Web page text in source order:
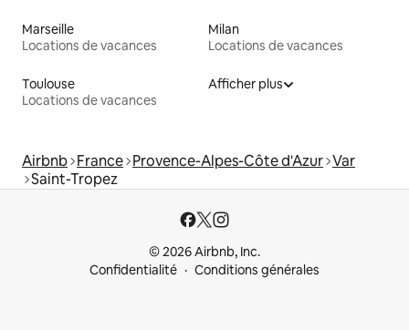
Marseille
Locations de vacances
Milan
Locations de vacances
Toulouse
Locations de vacances
Afficher plus
Airbnb France Provence-Alpes-Côte d'Azur Var
Saint-Tropez
© 2026 Airbnb, Inc.
Confidentialité
Conditions générales